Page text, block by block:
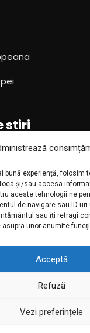
bună experiență, folosim
și/sau accesa
aceste tehnologii ne
de navigare sau ID-
sau îți retragi
asupra unor anumite
Acceptă
Refuză
Vezi preferințele
stiri
a primi cele